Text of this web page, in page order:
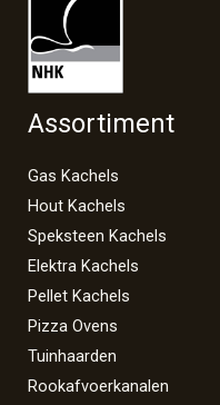
Assortiment
Gas Kachels
Hout Kachels
Speksteen Kachels
Elektra Kachels
Pellet Kachels
Pizza Ovens
Tuinhaarden
Rookafvoerkanalen